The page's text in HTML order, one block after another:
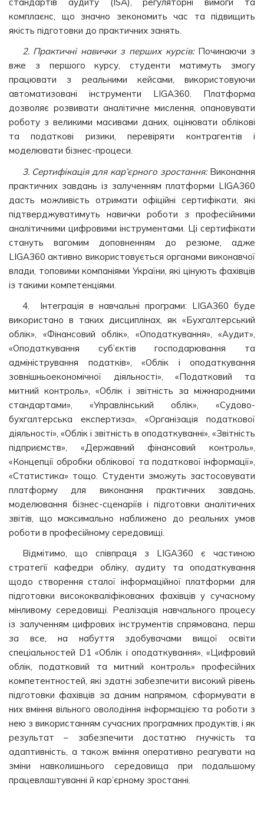
комплаєнс, що значно зекономить час та підвищить
якість підготовки до практичних занять.
2. Практичні навички з перших курсів: Починаючи з
вже з першого курсу, студенти матимуть змогу
працювати з реальними кейсами, використовуючи
автоматизовані інструменти LIGA360. Платформа
дозволяє розвивати аналітичне мислення, опановувати
роботу з великими масивами даних, оцінювати облікові
та податкові ризики, перевіряти контрагентів і
моделювати бізнес-процеси.
3. Сертифікація для кар’єрного зростання: Виконання
практичних завдань із залученням платформи LIGA360
дасть можливість отримати офіційні сертифікати, які
підтверджуватимуть навички роботи з професійними
аналітичними цифровими інструментами. Ці сертифікати
стануть вагомим доповненням до резюме, адже
LIGA360 активно використовується органами виконавчої
влади, топовими компаніями України, які цінують фахівців
із такими компетенціями.
4. Інтеграція в навчальні програми: LIGA360 буде
використано в таких дисциплінах, як «Бухгалтерський
облік», «Фінансовий облік», «Оподаткування», «Аудит»,
«Оподаткування суб’єктів господарювання та
адміністрування податків», «Облік і оподаткування
зовнішньоекономічної діяльності», «Податковий та
митний контроль», «Облік і звітність за міжнародними
стандартами», «Управлінський облік», «Судово-
бухгалтерська експертиза», «Організація податкової
діяльності», «Облік і звітність в оподаткуванні», «Звітність
підприємств», «Державний фінансовий контроль»,
«Концепції обробки облікової та податкової інформації»,
«Статистика» тощо. Студенти зможуть застосовувати
платформу для виконання практичних завдань,
моделювання бізнес-сценаріїв і підготовки аналітичних
звітів, що максимально наближено до реальних умов
роботи в професійному середовищі.
Відмітимо, що співпраця з LIGA360 є частиною
стратегії кафедри обліку, аудиту та оподаткування
щодо створення сталої інформаційної платформи для
підготовки висококваліфікованих фахівців у сучасному
мінливому середовищі. Реалізація навчального процесу
із залученням цифрових інструментів спрямована, перш
за все, на набуття здобувачами вищої освіти
спеціальностей D1 «Облік і оподаткування», «Цифровий
облік, податковий та митний контроль» професійних
компетентностей, які здатні забезпечити високий рівень
підготовки фахівців за даним напрямом, сформувати в
них вміння вільного оволодіння інформацією та роботи з
нею з використанням сучасних програмних продуктів, і як
результат – забезпечити достатню гнучкість та
адаптивність, а також вміння оперативно реагувати на
зміни навколишнього середовища при подальшому
працевлаштуванні й кар’єрному зростанні.